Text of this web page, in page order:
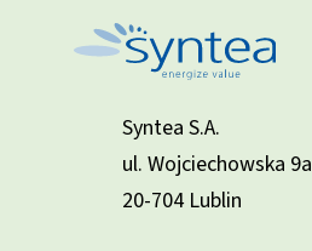
Syntea S.A.
ul. Wojciechowska 9a
20-704 Lublin